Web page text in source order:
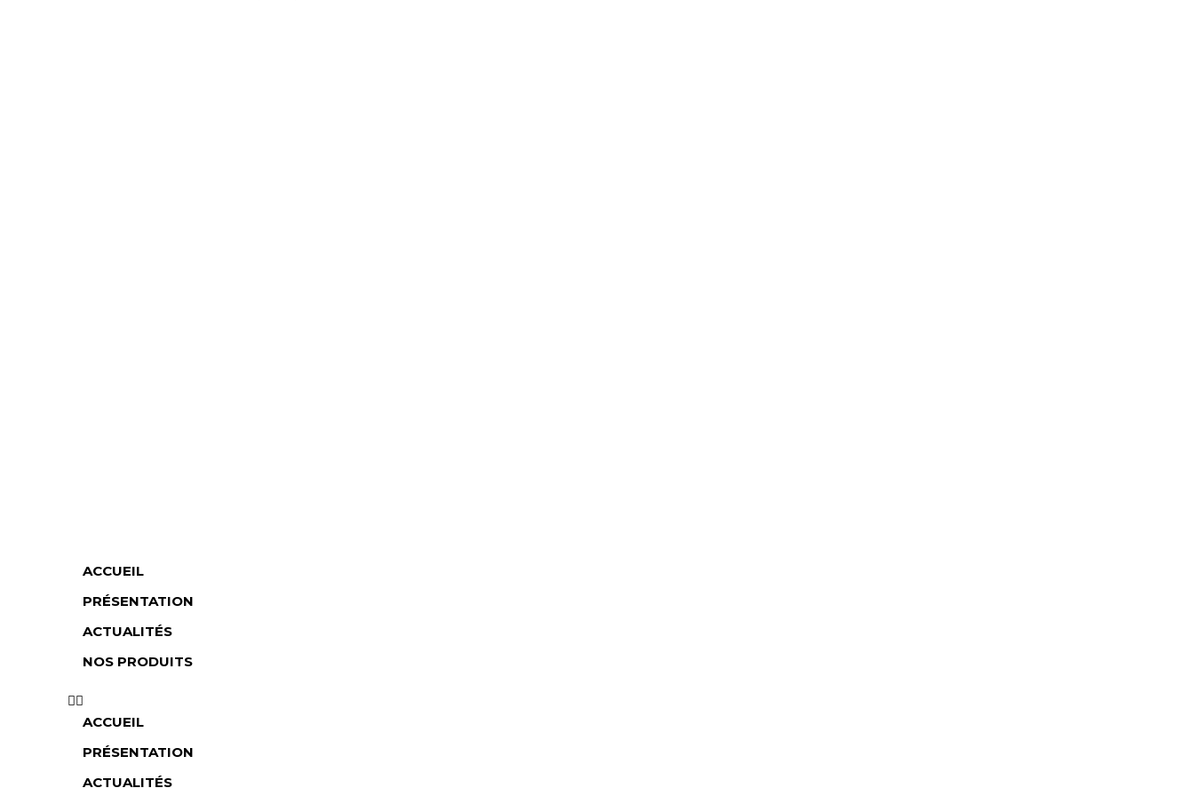
ACCUEIL
PRÉSENTATION
ACTUALITÉS
NOS PRODUITS
ACCUEIL
PRÉSENTATION
ACTUALITÉS